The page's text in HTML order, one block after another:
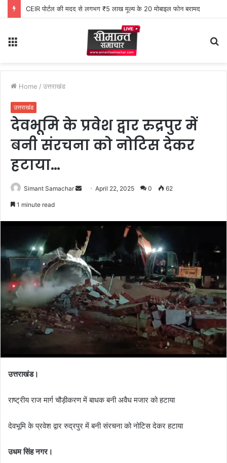
CEIR पोर्टल की मदद से लगभग ₹5 लाख मूल्य के 20 मोबाइल फोन बरामद
Home / उत्तराखंड
उत्तराखंड
देवभूमि के प्रवेश द्वार रुद्रपुर में
बनी संरचना को नोटिस देकर
हटाया…
Simant Samachar
n
e
m
a
i
l
April 22, 2025 0 62
1 minute read
उत्तराखंड।
राष्ट्रीय राज मार्ग चौड़ीकरण में बाधक बनी अवैध मजार को हटाया
देवभूमि के प्रवेश द्वार रुद्रपुर में बनी संरचना को नोटिस देकर हटाया
उधम सिंह नगर।